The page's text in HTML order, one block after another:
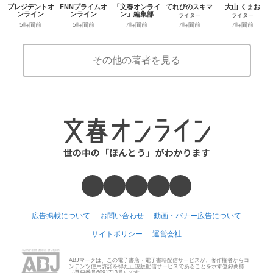
プレジデントオ
ンライン
5時間前
FNNプライムオ
ンライン
5時間前
「文春オンライ
ン」編集部
7時間前
てれびのスキマ
ライター
7時間前
大山 くまお
ライター
7時間前
その他の著者を見る
広告掲載について お問い合わせ 動画・バナー広告について
サイトポリシー 運営会社
ABJマークは、この電子書店・電子書籍配信サービスが、著作権者からコ
ンテンツ使用許諾を得た正規版配信サービスであることを示す登録商標